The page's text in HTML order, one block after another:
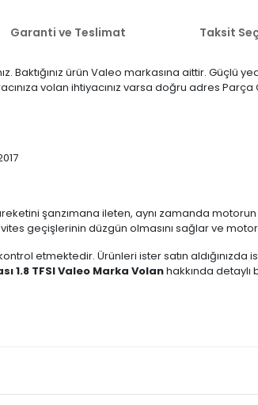
Garanti ve Teslimat Taksit
Baktığınız ürün Valeo markasına aittir. Güçlü
volan ihtiyacınız varsa doğru adres Parça
şanzımana ileten, aynı zamanda motorun
geçişlerinin düzgün olmasını sağlar ve
etmektedir. Ürünleri ister satın
1.8 TFSI Valeo Marka Volanhakkında